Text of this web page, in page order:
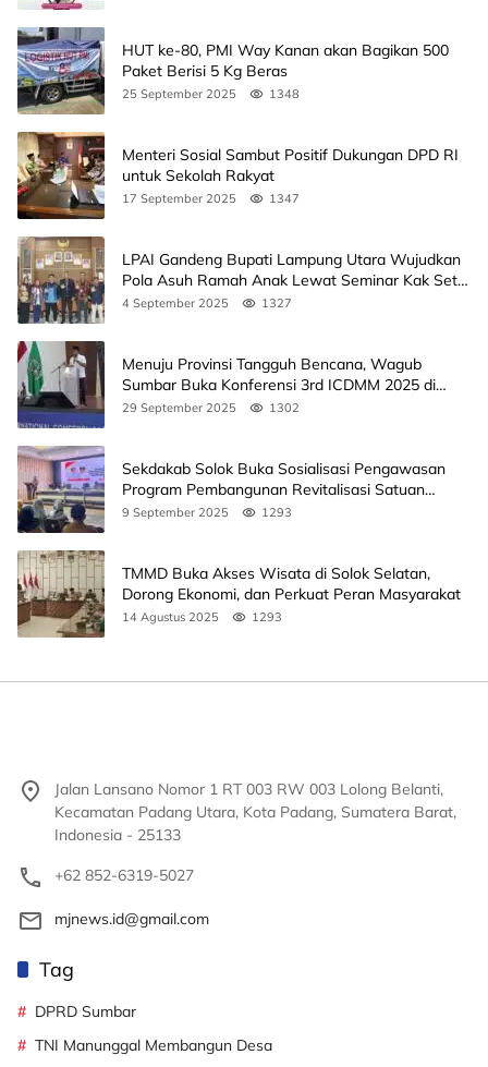
HUT ke-80, PMI Way Kanan akan Bagikan 500
Paket Berisi 5 Kg Beras
25 September 2025 1348
Menteri Sosial Sambut Positif Dukungan DPD RI
untuk Sekolah Rakyat
17 September 2025 1347
LPAI Gandeng Bupati Lampung Utara Wujudkan
Pola Asuh Ramah Anak Lewat Seminar Kak Seto,
Ini Jadwalnya
4 September 2025 1327
Menuju Provinsi Tangguh Bencana, Wagub
Sumbar Buka Konferensi 3rd ICDMM 2025 di
Unand
29 September 2025 1302
Sekdakab Solok Buka Sosialisasi Pengawasan
Program Pembangunan Revitalisasi Satuan
Pendidikan
9 September 2025 1293
TMMD Buka Akses Wisata di Solok Selatan,
Dorong Ekonomi, dan Perkuat Peran Masyarakat
14 Agustus 2025 1293
Jalan Lansano Nomor 1 RT 003 RW 003 Lolong Belanti,
Kecamatan Padang Utara, Kota Padang, Sumatera Barat,
Indonesia - 25133
+62 852-6319-5027
mjnews.id@gmail.com
Tag
DPRD Sumbar
TNI Manunggal Membangun Desa